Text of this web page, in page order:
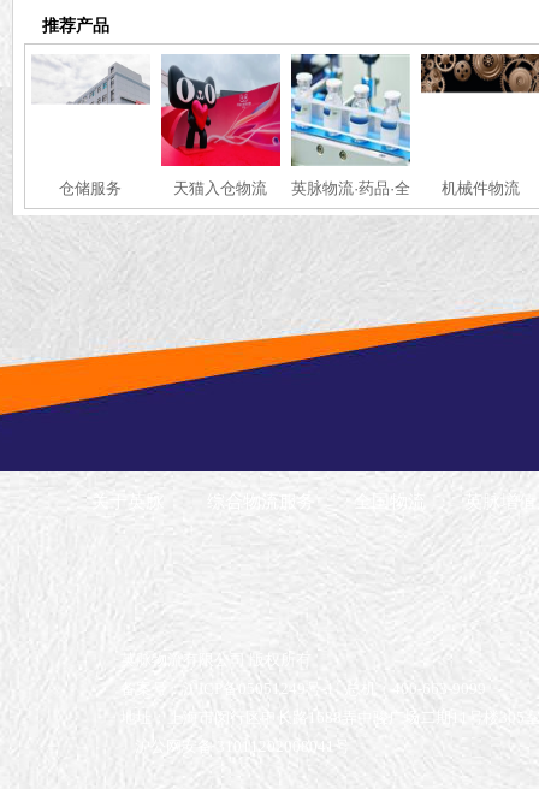
推荐产品
仓储服务 天猫入仓物流
英脉物流·药品·全
国冷链运输
机械件物流
关于英脉 综合物流服务 全国物流 英脉增
备案号：沪ICP备05051249号-1
总机：400-663-9099
地址：上海市闵行区申长路1688弄中骏广场二期11号楼305室
沪公网安备 31011202008041号